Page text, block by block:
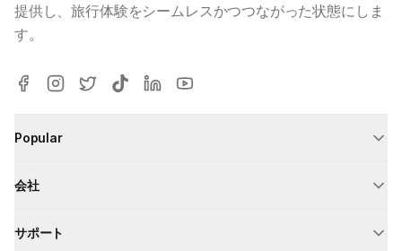
提供し、旅行体験をシームレスかつつながった状態にしま
す。
Popular
会社
サポート